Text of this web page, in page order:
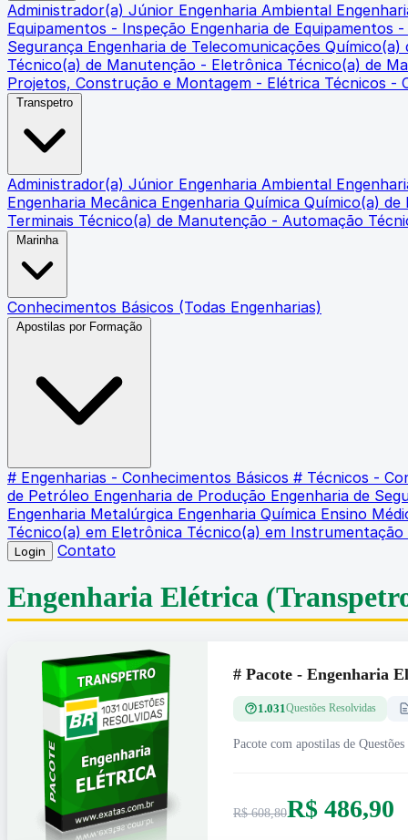
Administrador(a) Júnior Engenharia Ambiental
Equipamentos - Inspeção Engenharia de Equipamentos
Segurança Engenharia de Telecomunicações Químico(a)
Técnico(a) de Manutenção - Eletrônica Técnico(a) de
Projetos, Construção e Montagem - Elétrica Técnicos -
Transpetro
Administrador(a) Júnior Engenharia Ambiental
Engenharia Mecânica Engenharia Química Químico(a)
Terminais Técnico(a) de Manutenção - Automação
Marinha
Conhecimentos Básicos (Todas Engenharias)
Apostilas por Formação
# Engenharias - Conhecimentos Básicos # Técnicos -
de Petróleo Engenharia de Produção Engenharia de
Engenharia Metalúrgica Engenharia Química Ensino
Técnico(a) em Eletrônica Técnico(a) em Instrumentação
Login Contato
Engenharia Elétrica
# Pacote - Engenharia
1.031Questões Resolvidas
Pacote com apostilas de
R$ 608,80R$ 486,90